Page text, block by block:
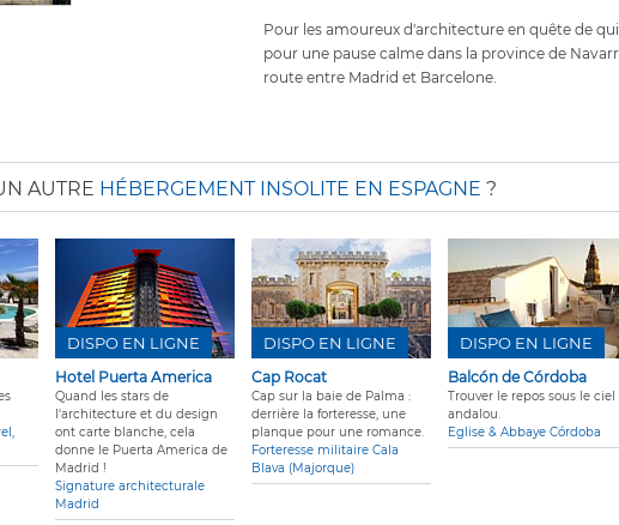
Pour les amoureux d'architecture en quête de
pour une pause calme dans la province de
route entre Madrid et Barcelone.
AUTRE HÉBERGEMENT INSOLITE EN ESPAGNE ?
Hotel Puerta America
Quand les stars de
l'architecture et du design
ont carte blanche, cela
donne le Puerta America de
Madrid !
Signature architecturale
Madrid
DISPO EN LIGNE
Cap Rocat
Cap sur la baie de Palma :
derrière la forteresse, une
planque pour une romance.
Forteresse militaire Cala
Blava (Majorque)
DISPO EN LIGNE
Balcón de Córdoba
Trouver le repos sous le ciel
andalou.
Eglise & Abbaye Córdoba
DISPO EN LIGNE